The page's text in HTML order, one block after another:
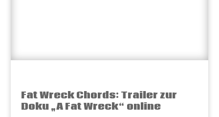
Fat Wreck Chords: Trailer zur
Doku „A Fat Wreck“ online